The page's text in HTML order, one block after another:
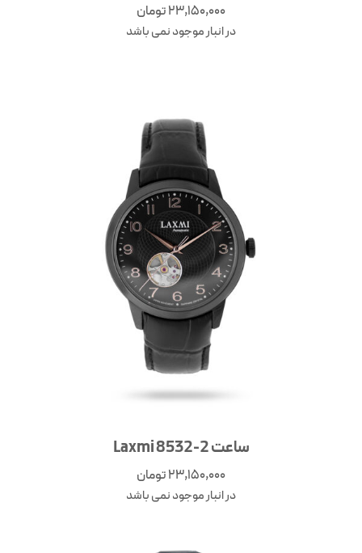
23,150,000تومان
در انبار موجود نمی باشد
ساعت Laxmi 8532-2
23,150,000تومان
در انبار موجود نمی باشد